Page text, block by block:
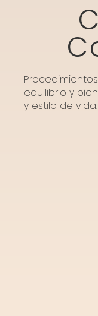
equilibrio y
y estilo de vida.